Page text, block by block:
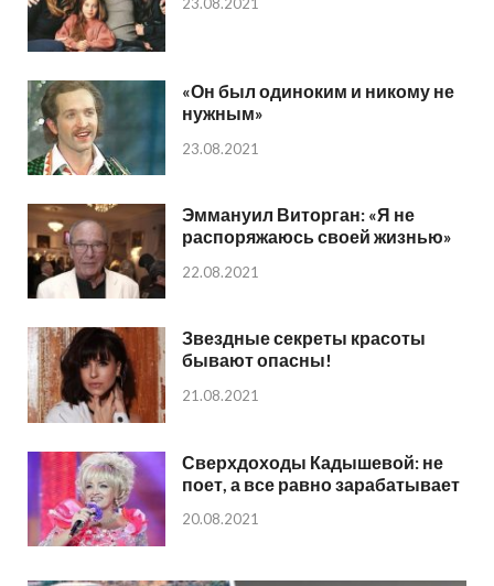
«Он был одиноким и никому не
нужным»
23.08.2021
Эммануил Виторган: «Я не
распоряжаюсь своей жизнью»
22.08.2021
Звездные секреты красоты
бывают опасны!
21.08.2021
Сверхдоходы Кадышевой: не
поет, а все равно зарабатывает
20.08.2021